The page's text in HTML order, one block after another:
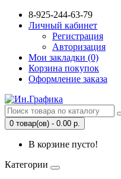
8-925-244-63-79
Личный кабинет
Регистрация
Авторизация
Мои закладки (0)
Корзина покупок
Оформление заказа
0 товар(ов) - 0.00 р.
В корзине пусто!
Категории